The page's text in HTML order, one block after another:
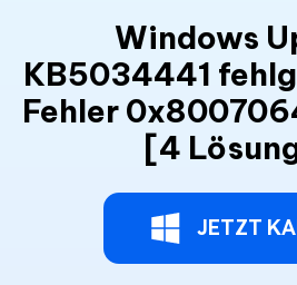
Windows
KB5034441
Fehler
[4
JETZT